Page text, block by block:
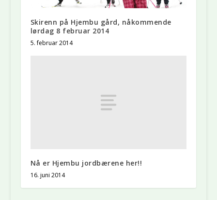
Skirenn på Hjembu gård, nåkommende
lørdag 8 februar 2014
5. februar 2014
Nå er Hjembu jordbærene her!!
16. juni 2014